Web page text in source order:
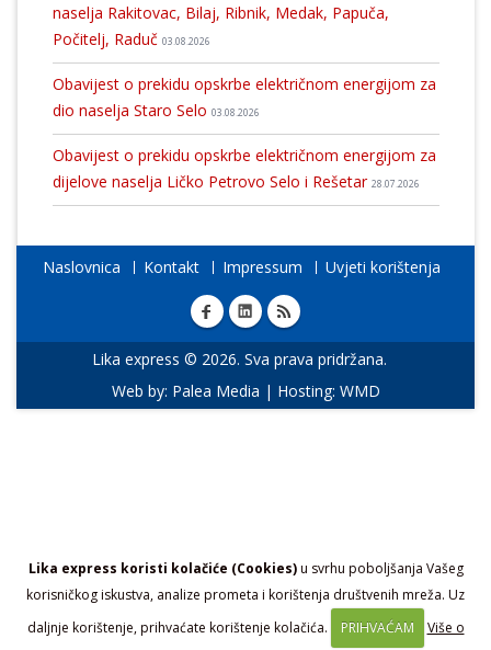
Lika express koristi kolačiće (Cookies)u svrhu poboljšanja Vašeg
korisničkog iskustva, analize prometa i korištenja društvenih mreža. Uz
daljnje korištenje, prihvaćate korištenje kolačića.
PRIHVAĆAM Više o
naselja Rakitovac, Bilaj, Ribnik, Medak, Papuča,
Počitelj, Raduč 03.08.2026
Obavijest o prekidu opskrbe električnom energijom za
dio naselja Staro Selo 03.08.2026
Obavijest o prekidu opskrbe električnom energijom za
dijelove naselja Ličko Petrovo Selo i Rešetar 28.07.2026
Naslovnica Kontakt Impressum Uvjeti korištenja
Lika express © 2026. Sva prava pridržana.
Web by: Palea Media | Hosting: WMD